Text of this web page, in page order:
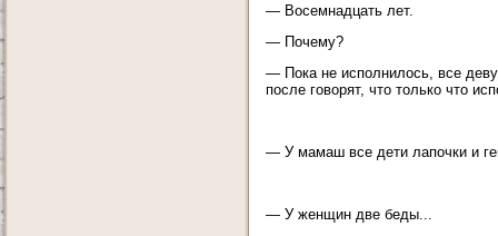
— Восемнадцать лет.
— Почему?
— Пока не исполнилось, все
после говорят, что только что
— У мамаш все дети лапочки и
— У женщин две беды...